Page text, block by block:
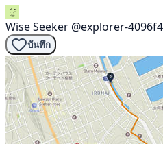
Wise Seeker @explorer-
บันทึก